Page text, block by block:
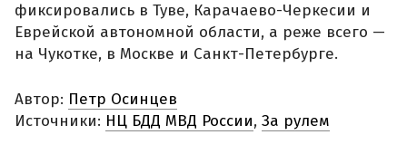
фиксировались в Туве, Карачаево-Черкесии и
Еврейской автономной области, а реже всего —
на Чукотке, в Москве и Санкт-Петербурге.
Автор: Петр Осинцев
Источники: НЦ БДД МВД России, За рулем